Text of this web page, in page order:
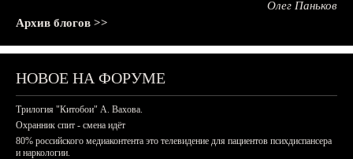
Олег Паньков
Архив блогов >>
НОВОЕ НА ФОРУМЕ
Трилогия "Китобои" А. Вахова.
Охранник спит - смена идёт
80% российского медиаконтента это телевидение для пациентов психдиспансера
и наркологии.